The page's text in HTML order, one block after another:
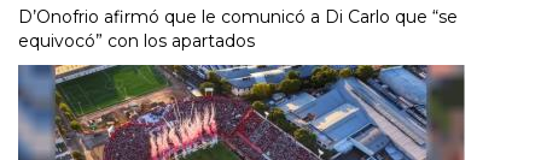
D’Onofrio afirmó que le comunicó a Di Carlo que “se
equivocó” con los apartados